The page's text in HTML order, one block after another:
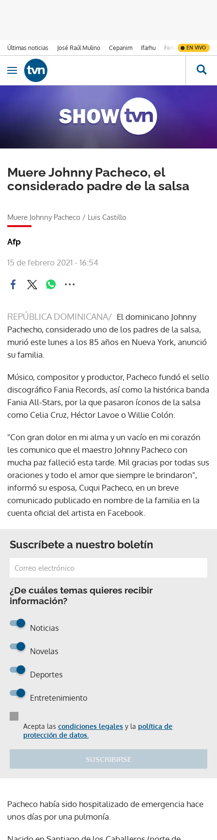
Últimas noticias José Raúl Mulino Cepanim Ifarhu Fenómeno de El
EN VIVO
Ir al contenido
Obrir navegació
Muere Johnny Pacheco, el
considerado padre de la salsa
Muere Johnny Pacheco / Luis Castillo
Afp
15 de febrero 2021 - 16:54
REPÚBLICA DOMINICANA/ El dominicano Johnny
Pachecho, considerado uno de los padres de la salsa,
murió este lunes a los 85 años en Nueva York, anunció
su familia.
Músico, compositor y productor, Pacheco fundó el sello
discográfico Fania Records, así como la histórica banda
Fania All-Stars, por la que pasaron íconos de la salsa
como Celia Cruz, Héctor Lavoe o Willie Colón.
"Con gran dolor en mi alma y un vacío en mi corazón
les comunico que el maestro Johnny Pacheco con
mucha paz falleció esta tarde. Mil gracias por todas sus
oraciones y todo el amor que siempre le brindaron",
informó su esposa, Cuqui Pacheco, en un breve
comunicado publicado en nombre de la familia en la
cuenta oficial del artista en Facebook.
Suscríbete a nuestro boletín
¿De cuáles temas quieres recibir
información?
Noticias
Novelas
Deportes
Entretenimiento
Acepta las condiciones legales y la política de
protección de datos.
SUSCRIBIRSE
Pacheco había sido hospitalizado de emergencia hace
unos días por una pulmonía.